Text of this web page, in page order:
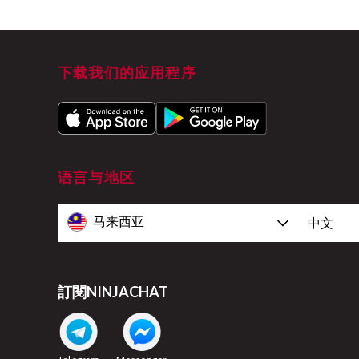
下载我们的应用程序
语言与地区
马来西亚 中文
訂閱NINJACHAT